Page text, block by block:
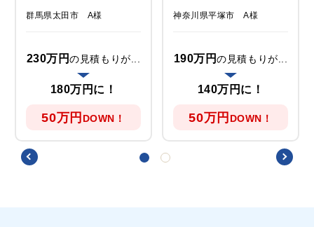
群馬県太田市 A様
230万円の見積もりが...
180万円に！
50万円 DOWN！
神奈川県平塚市 A様
190万円の見積もりが...
140万円に！
50万円 DOWN！